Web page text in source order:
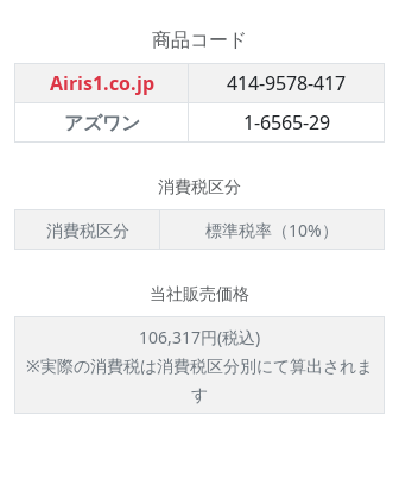
商品コード
Airis1.co.jp
414-9578-417
アズワン
1-6565-29
消費税区分
消費税区分
標準税率（10%）
当社販売価格
106,317円(税込)
※実際の消費税は消費税区分別にて算出されま
す